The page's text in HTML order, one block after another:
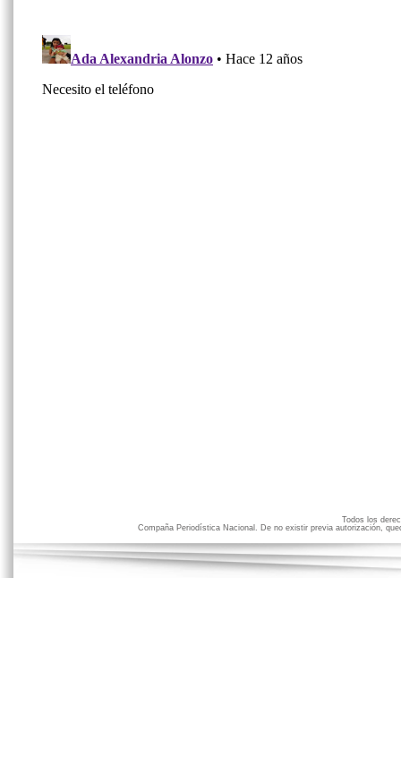
Todos los
Compaña Periodística Nacional. De no existir previa autorización,